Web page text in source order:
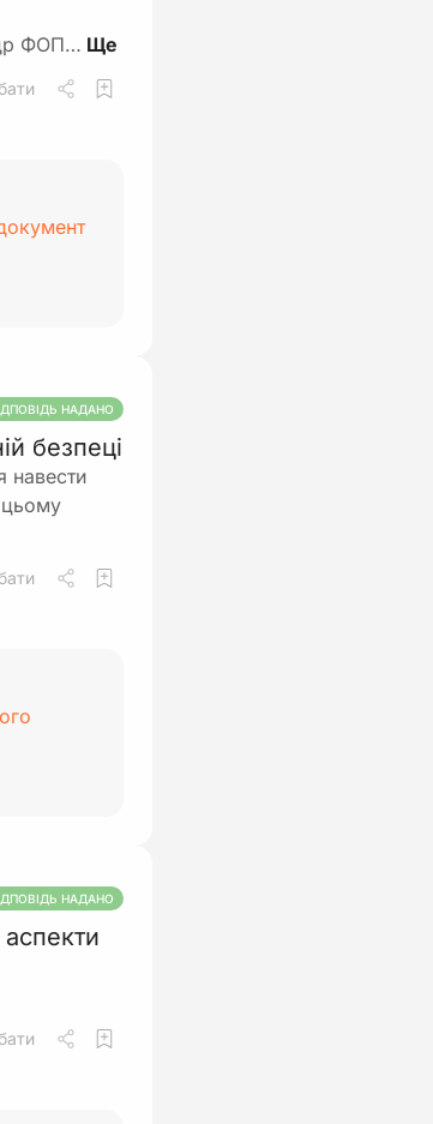
ФОП…
НАДАНО
безпеці
навести
цьому
НАДАНО